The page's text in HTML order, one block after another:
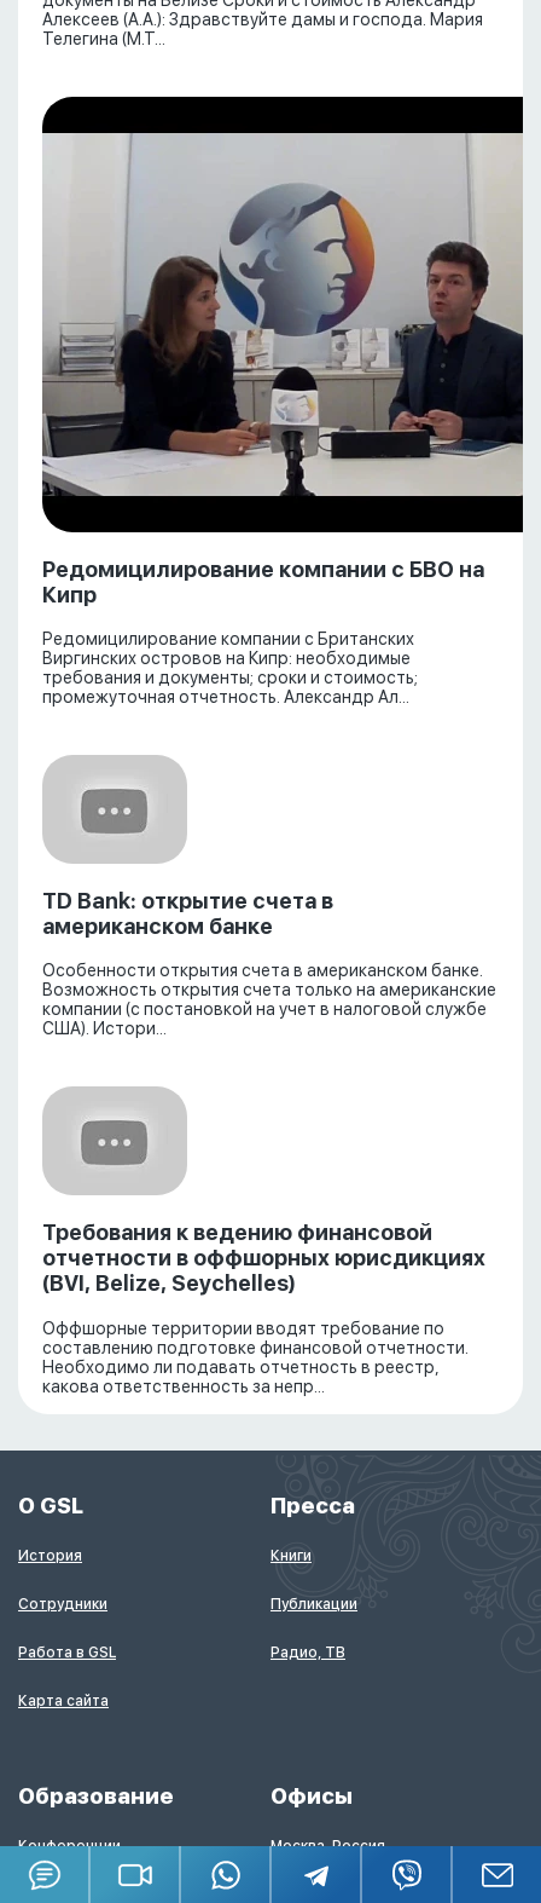
Алексеев (А.А.): Здравствуйте дамы и господа. Мария
Телегина (М.Т...
Редомицилирование компании с БВО на
Кипр
Редомицилирование компании с Британских
Виргинских островов на Кипр: необходимые
требования и документы; сроки и стоимость;
промежуточная отчетность. Александр Ал...
TD Bank: открытие счета в
американском банке
Особенности открытия счета в американском банке.
Возможность открытия счета только на американские
компании (с постановкой на учет в налоговой службе
США). Истори...
Требования к ведению финансовой
отчетности в оффшорных юрисдикциях
(BVI, Belize, Seychelles)
Оффшорные территории вводят требование по
составлению подготовке финансовой отчетности.
Необходимо ли подавать отчетность в реестр,
какова ответственность за непр...
О GSL
История
Сотрудники
Работа в GSL
Карта сайта
Пресса
Книги
Публикации
Радио, ТВ
Образование
Конференции
Семинары
Офисы
Москва, Россия
Лондон, Великобритания